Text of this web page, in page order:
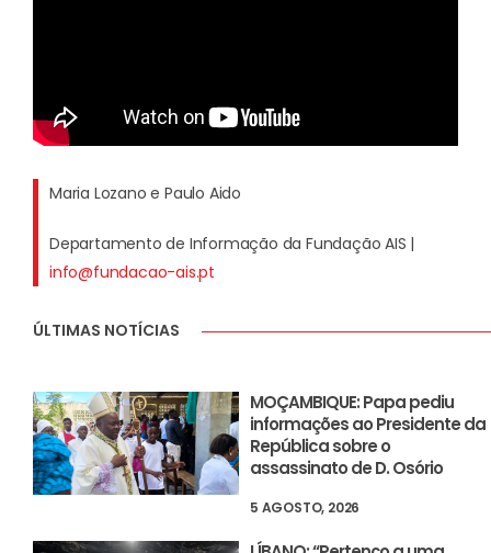
Maria Lozano e Paulo Aido
Departamento de Informação da Fundação AIS |
info@fundacao-ais.pt
ÚLTIMAS NOTÍCIAS
MOÇAMBIQUE: Papa pediu
informações ao Presidente da
República sobre o
assassinato de D. Osório
5 AGOSTO, 2026